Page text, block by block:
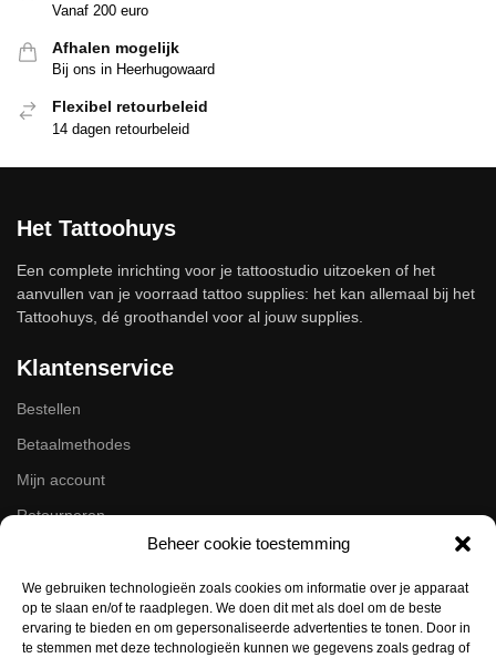
Beheer cookie toestemming
We gebruiken technologieën zoals cookies om informatie over je apparaat
op te slaan en/of te raadplegen. We doen dit met als doel om de beste
ervaring te bieden en om gepersonaliseerde advertenties te tonen. Door in
te stemmen met deze technologieën kunnen we gegevens zoals gedrag of
Vanaf 200 euro
Afhalen mogelijk
Bij ons in Heerhugowaard
Flexibel retourbeleid
14 dagen retourbeleid
Het Tattoohuys
Een complete inrichting voor je tattoostudio uitzoeken of het
aanvullen van je voorraad tattoo supplies: het kan allemaal bij het
Tattoohuys, dé groothandel voor al jouw supplies.
Klantenservice
Bestellen
Betaalmethodes
Mijn account
Retourneren
Volg ons op de socials